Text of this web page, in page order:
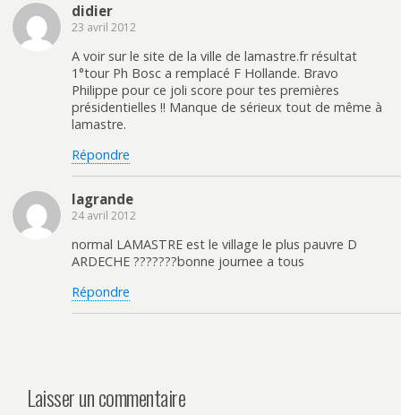
didier
23 avril 2012
A voir sur le site de la ville de lamastre.fr résultat
1°tour Ph Bosc a remplacé F Hollande. Bravo
Philippe pour ce joli score pour tes premières
présidentielles !! Manque de sérieux tout de même à
lamastre.
Répondre
lagrande
24 avril 2012
normal LAMASTRE est le village le plus pauvre D
ARDECHE ???????bonne journee a tous
Répondre
Laisser un commentaire